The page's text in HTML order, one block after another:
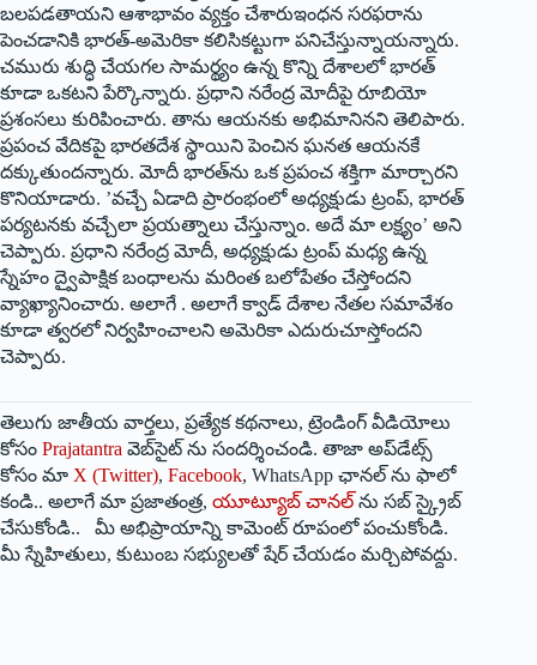
బలపడతాయని ఆశాభావం వ్యక్తం చేశారుఇంధన సరఫరాను
పెంచడానికి భారత్‌-అమెరికా కలిసికట్టుగా పనిచేస్తున్నాయన్నారు.
చమురు శుద్ధి చేయగల సామర్థ్యం ఉన్న కొన్ని దేశాలలో భారత్‌
‌కూడా ఒకటని పేర్కొన్నారు. ప్రధాని నరేంద్ర మోదీపై రూబియో
ప్రశంసలు కురిపించారు. తాను ఆయనకు అభిమానినని తెలిపారు.
ప్రపంచ వేదికపై భారతదేశ స్థాయిని పెంచిన ఘనత ఆయనకే
దక్కుతుందన్నారు. మోదీ భారత్‌ను ఒక ప్రపంచ శక్తిగా మార్చారని
కొనియాడారు. ’వచ్చే ఏడాది ప్రారంభంలో అధ్యక్షుడు ట్రంప్‌, ‌భారత్‌
‌పర్యటనకు వచ్చేలా ప్రయత్నాలు చేస్తున్నాం. అదే మా లక్ష్యం’ అని
చెప్పారు. ప్రధాని నరేంద్ర మోదీ, అధ్యక్షుడు ట్రంప్‌ ‌మధ్య ఉన్న
స్నేహం ద్వైపాక్షిక బంధాలను మరింత బలోపేతం చేస్తోందని
వ్యాఖ్యానించారు. అలాగే . అలాగే క్వాడ్‌ ‌దేశాల నేతల సమావేశం
కూడా త్వరలో నిర్వహించాలని అమెరికా ఎదురుచూస్తోందని
చెప్పారు.
తెలుగు జాతీయ వార్తలు, ప్రత్యేక కథనాలు, ట్రెండింగ్ వీడియోలు
కోసం Prajatantra వెబ్‌సైట్ ను సందర్శించండి. తాజా అప్‌డేట్స్
కోసం మా X (Twitter), Facebook, WhatsApp ఛానల్ ను ఫాలో
కండి.. అలాగే మా ప్రజాతంత్ర, యూట్యూబ్ చానల్ ను సబ్ స్క్రైబ్
చేసుకోండి.. మీ అభిప్రాయాన్ని కామెంట్ రూపంలో పంచుకోండి.
మీ స్నేహితులు, కుటుంబ సభ్యులతో షేర్ చేయడం మర్చిపోవద్దు.